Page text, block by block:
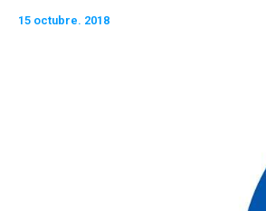
15 octubre. 2018